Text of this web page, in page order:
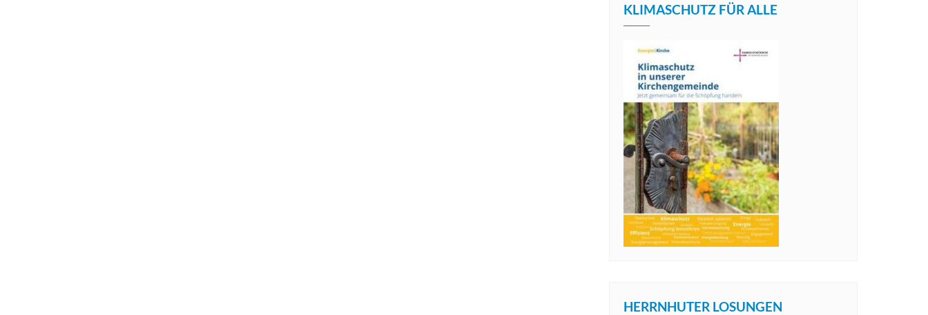
KLIMASCHUTZ FÜR ALLE
HERRNHUTER LOSUNGEN